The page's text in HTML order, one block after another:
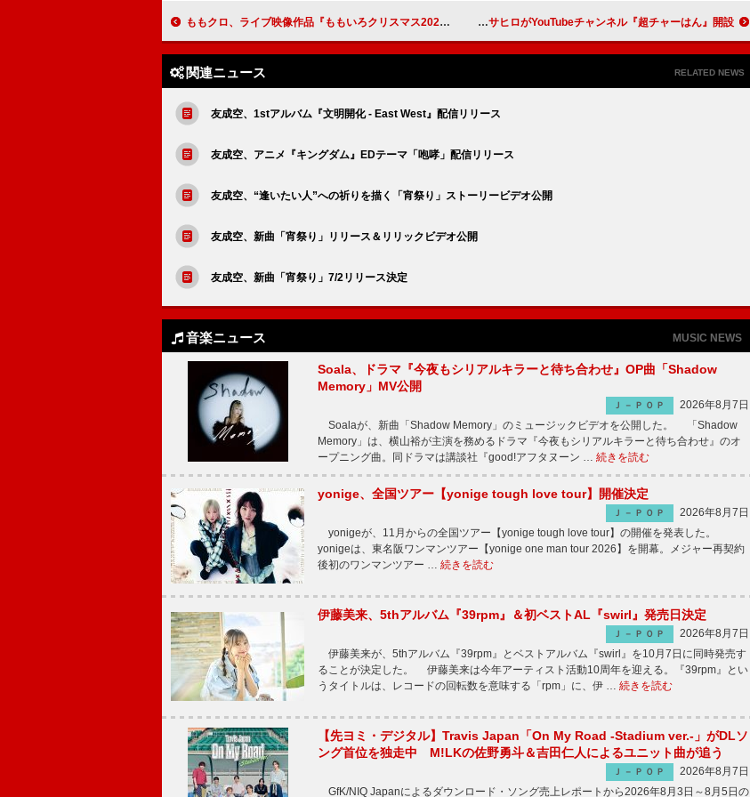
ももクロ、ライブ映像作品『ももいろクリスマス2024』ショートトレーラー順次公開 超特急の“チャーはん”コンビ、シューヤ＆マサヒロがYouTubeチャンネル『超チャーはん』開設
関連ニュース RELATED NEWS
友成空、1stアルバム『文明開化 - East West』配信リリース
友成空、アニメ『キングダム』EDテーマ「咆哮」配信リリース
友成空、“逢いたい人”への祈りを描く「宵祭り」ストーリービデオ公開
友成空、新曲「宵祭り」リリース＆リリックビデオ公開
友成空、新曲「宵祭り」7/2リリース決定
音楽ニュース MUSIC NEWS
Soala、ドラマ『今夜もシリアルキラーと待ち合わせ』OP曲「Shadow
Memory」MV公開
Ｊ－ＰＯＰ
2026年8月7日
Soalaが、新曲「Shadow Memory」のミュージックビデオを公開した。 「Shadow
Memory」は、横山裕が主演を務めるドラマ『今夜もシリアルキラーと待ち合わせ』のオ
ープニング曲。同ドラマは講談社『good!アフタヌーン … 続きを読む
yonige、全国ツアー【yonige tough love tour】開催決定
Ｊ－ＰＯＰ
2026年8月7日
yonigeが、11月からの全国ツアー【yonige tough love tour】の開催を発表した。
yonigeは、東名阪ワンマンツアー【yonige one man tour 2026】を開幕。メジャー再契約
後初のワンマンツアー … 続きを読む
伊藤美来、5thアルバム『39rpm』＆初ベストAL『swirl』発売日決定
Ｊ－ＰＯＰ
2026年8月7日
伊藤美来が、5thアルバム『39rpm』とベストアルバム『swirl』を10月7日に同時発売す
ることが決定した。 伊藤美来は今年アーティスト活動10周年を迎える。『39rpm』とい
うタイトルは、レコードの回転数を意味する「rpm」に、伊 … 続きを読む
【先ヨミ・デジタル】Travis Japan「On My Road -Stadium ver.-」がDLソ
ング首位を独走中 M!LKの佐野勇斗＆吉田仁人によるユニット曲が追う
Ｊ－ＰＯＰ
2026年8月7日
GfK/NIQ Japanによるダウンロード・ソング売上レポートから2026年8月3日～8月5日の